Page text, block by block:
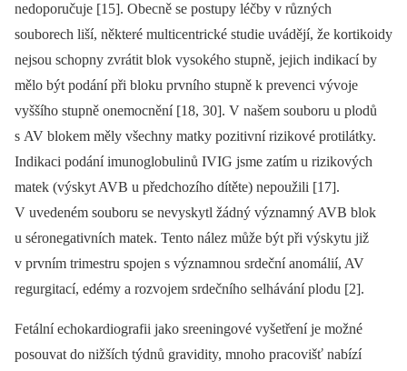
nedoporučuje [15]. Obecně se postupy léčby v různých
souborech liší, některé multicentrické studie uvádějí, že kortikoidy
nejsou schopny zvrátit blok vysokého stupně, jejich indikací by
mělo být podání při bloku prvního stupně k prevenci vývoje
vyššího stupně onemocnění [18, 30]. V našem souboru u plodů
s AV blokem měly všechny matky pozitivní rizikové protilátky.
Indikaci podání imunoglobulinů IVIG jsme zatím u rizikových
matek (výskyt AVB u předchozího dítěte) nepoužili [17].
V uvedeném souboru se nevyskytl žádný významný AVB blok
u séronegativních matek. Tento nález může být při výskytu již
v prvním trimestru spojen s významnou srdeční anomálií, AV
regurgitací, edémy a rozvojem srdečního selhávání plodu [2].
Fetální echokardiografii jako sreeningové vyšetření je možné
posouvat do nižších týdnů gravidity, mnoho pracovišť nabízí